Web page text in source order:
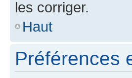
les corriger.
Haut
Préférences